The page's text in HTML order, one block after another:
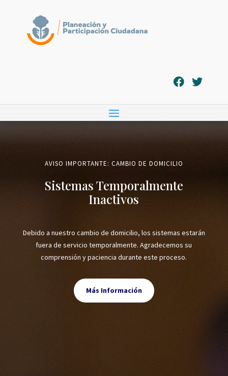
AVISO IMPORTANTE: CAMBIO DE DOMICILIO
Sistemas Temporalmente
Inactivos
Debido a nuestro cambio de domicilio, los sistemas estarán
fuera de servicio temporalmente. Agradecemos su
comprensión y paciencia durante este proceso.
Más Información